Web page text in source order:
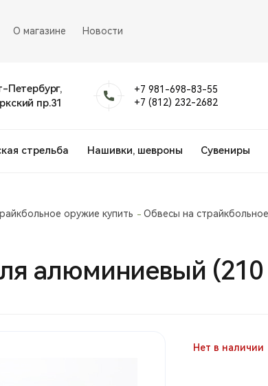
О магазине Новости
Петербург,
пр.31
+7 981-698-83-55
+7 (812) 232-2682
стрельба Нашивки, шевроны Сувениры
оружие купить Обвесы на
алюминиевый
Нет в наличии